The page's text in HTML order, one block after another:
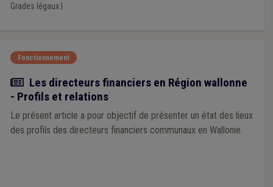
Grades légaux|
Fonctionnement
Article
Les directeurs financiers en Région wallonne
- Profils et relations
Le présent article a pour objectif de présenter un état des lieux
des profils des directeurs financiers communaux en Wallonie.